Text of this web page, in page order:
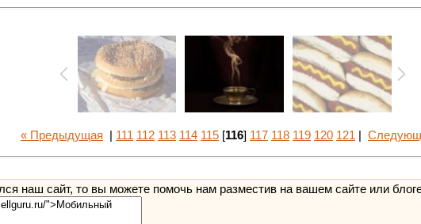
« Предыдущая 111 112 113 114 115 [116] 117 118 119 120 121
наш сайт, то вы можете помочь нам разместив на вашем сайте или